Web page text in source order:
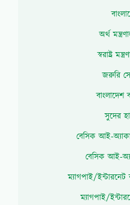
অর্থ
স্বরাষ্ট্র
জরুরি
বাংলাদেশ
সুদের
বেসিক আই-
বেসিক আই-
ম্যাগপাই/ইন্টারনেট
ম্যাগপাই/